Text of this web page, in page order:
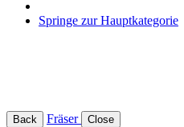
Springe zur Hauptkategorie
Back Fräser Close